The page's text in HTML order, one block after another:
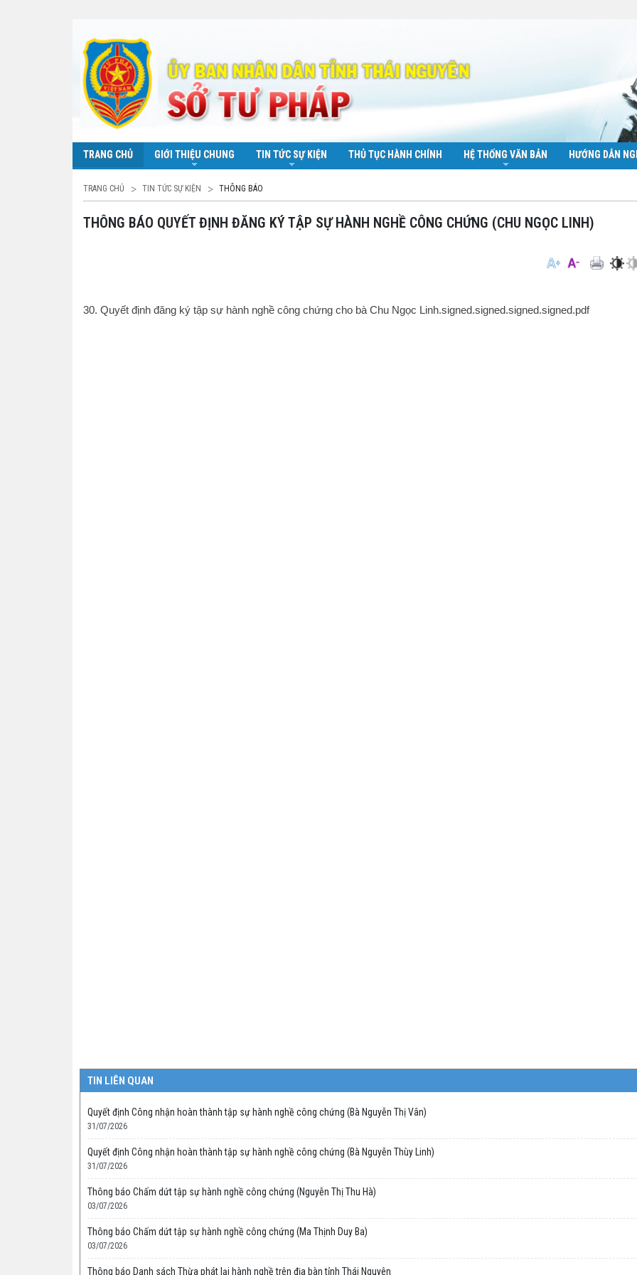
TRANG CHỦ GIỚI THIỆU CHUNG TIN TỨC SỰ KIỆN THỦ TỤC HÀNH CHÍNH HỆ THỐNG VĂN BẢN HƯỚNG DẪN
TRANG CHỦ TIN TỨC SỰ KIỆN THÔNG BÁO
THÔNG BÁO QUYẾT ĐỊNH ĐĂNG KÝ TẬP SỰ HÀNH NGHỀ CÔNG CHỨNG (CHU NGỌC LINH)
30. Quyết định đăng ký tập sự hành nghề công chứng cho bà Chu Ngọc Linh.signed.signed.signed.signed.pdf
TIN LIÊN QUAN
Quyết định Công nhận hoàn thành tập sự hành nghề công chứng (Bà Nguyễn Thị Vân)
31/07/2026
Quyết định Công nhận hoàn thành tập sự hành nghề công chứng (Bà Nguyễn Thùy Linh)
31/07/2026
Thông báo Chấm dứt tập sự hành nghề công chứng (Nguyễn Thị Thu Hà)
03/07/2026
Thông báo Chấm dứt tập sự hành nghề công chứng (Ma Thịnh Duy Ba)
03/07/2026
Thông báo Danh sách Thừa phát lại hành nghề trên địa bàn tỉnh Thái Nguyên